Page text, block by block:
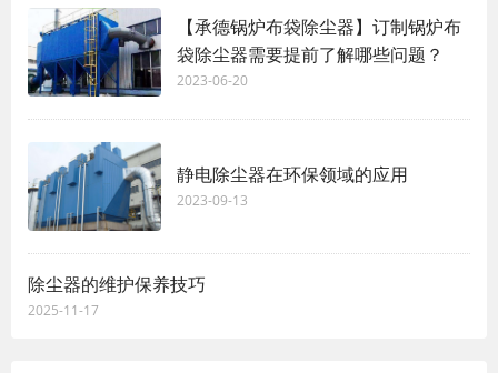
【承德锅炉布袋除尘器】订制锅炉布
袋除尘器需要提前了解哪些问题？
2023-06-20
静电除尘器在环保领域的应用
2023-09-13
除尘器的维护保养技巧
2025-11-17